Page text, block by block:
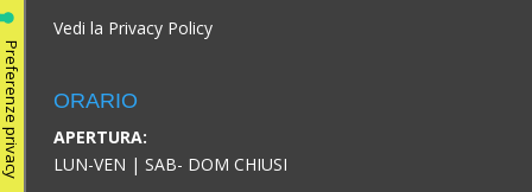
Vedi la Privacy Policy
ORARIO
APERTURA:
LUN-VEN | SAB- DOM CHIUSI